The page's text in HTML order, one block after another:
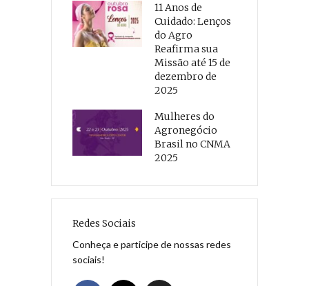
11 Anos de
Cuidado: Lenços
do Agro
Reafirma sua
Missão até 15 de
dezembro de
2025
Mulheres do
Agronegócio
Brasil no CNMA
2025
Redes Sociais
Conheça e participe de nossas redes
sociais!